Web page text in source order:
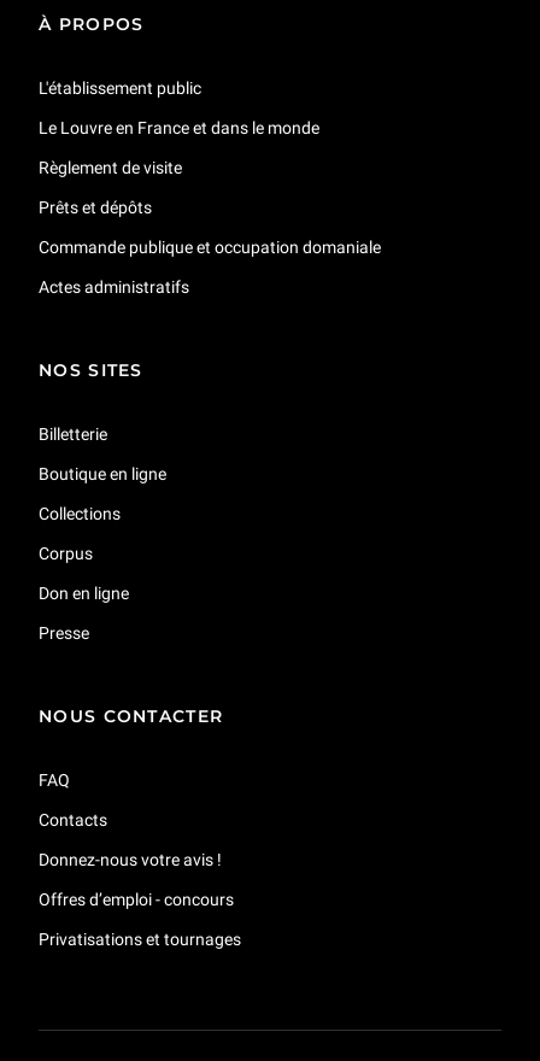
À PROPOS
L'établissement public
Le Louvre en France et dans le monde
Règlement de visite
Prêts et dépôts
Commande publique et occupation domaniale
Actes administratifs
NOS SITES
Billetterie
Boutique en ligne
Collections
Corpus
Don en ligne
Presse
NOUS CONTACTER
FAQ
Contacts
Donnez-nous votre avis !
Offres d’emploi - concours
Privatisations et tournages